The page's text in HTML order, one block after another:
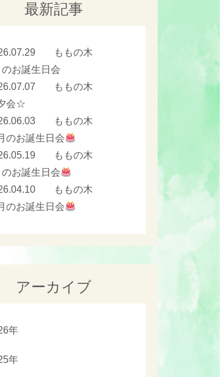
最新記事
ももの木
お誕生日会
ももの木
会☆
ももの木
のお誕生日会
ももの木
のお誕生日会
ももの木
のお誕生日会
アーカイブ
年
年